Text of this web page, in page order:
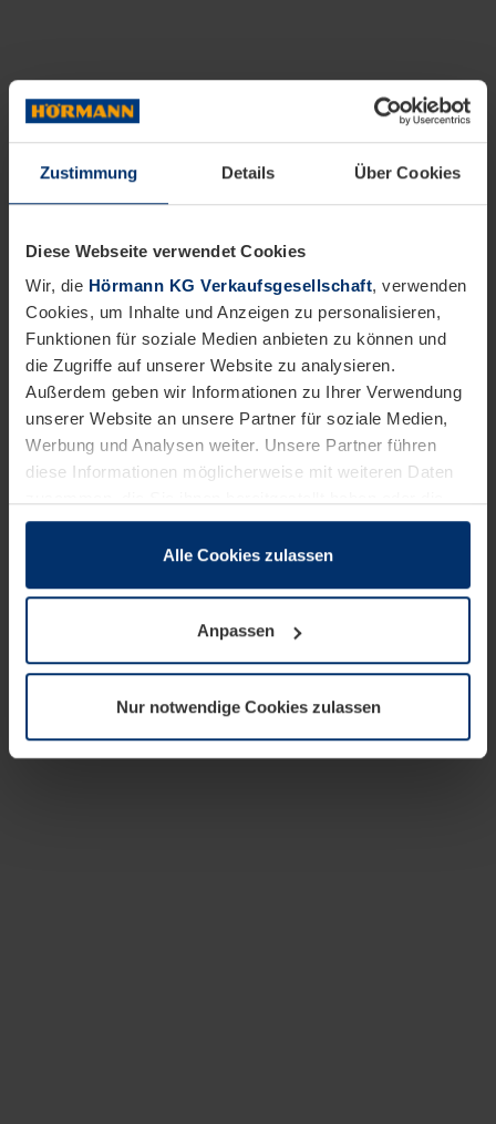
Zustimmung Details Über Cookies
Diese Webseite verwendet Cookies
Wir, die Hörmann KG Verkaufsgesellschaft, verwenden
Cookies, um Inhalte und Anzeigen zu personalisieren,
Funktionen für soziale Medien anbieten zu können und
die Zugriffe auf unserer Website zu analysieren.
Außerdem geben wir Informationen zu Ihrer Verwendung
unserer Website an unsere Partner für soziale Medien,
Werbung und Analysen weiter. Unsere Partner führen
diese Informationen möglicherweise mit weiteren Daten
sie im Rahmen Ihrer Nutzung der Dienste gesammelt
wenn diese für den Betrieb dieser Seite unbedingt
notwendig sind. Für alle anderen Cookie-Typen benötigen
wir Ihre Erlaubnis. Ihre Einwilligung können Sie jederzeit
Datenschutzerklärungunserer Website ändern oder
widerrufen.
Alle Cookies zulassen
Anpassen
Nur notwendige Cookies zulassen